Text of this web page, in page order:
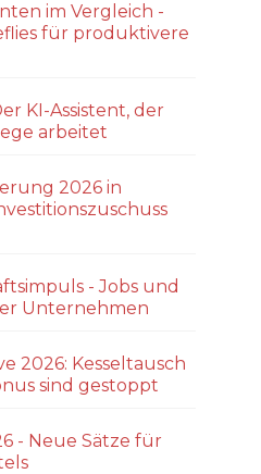
im Vergleich -
für produktivere
KI-Assistent, der
arbeitet
2026 in
- Jobs und
Unternehmen
2026: Kesseltausch
sind gestoppt
- Neue Sätze für